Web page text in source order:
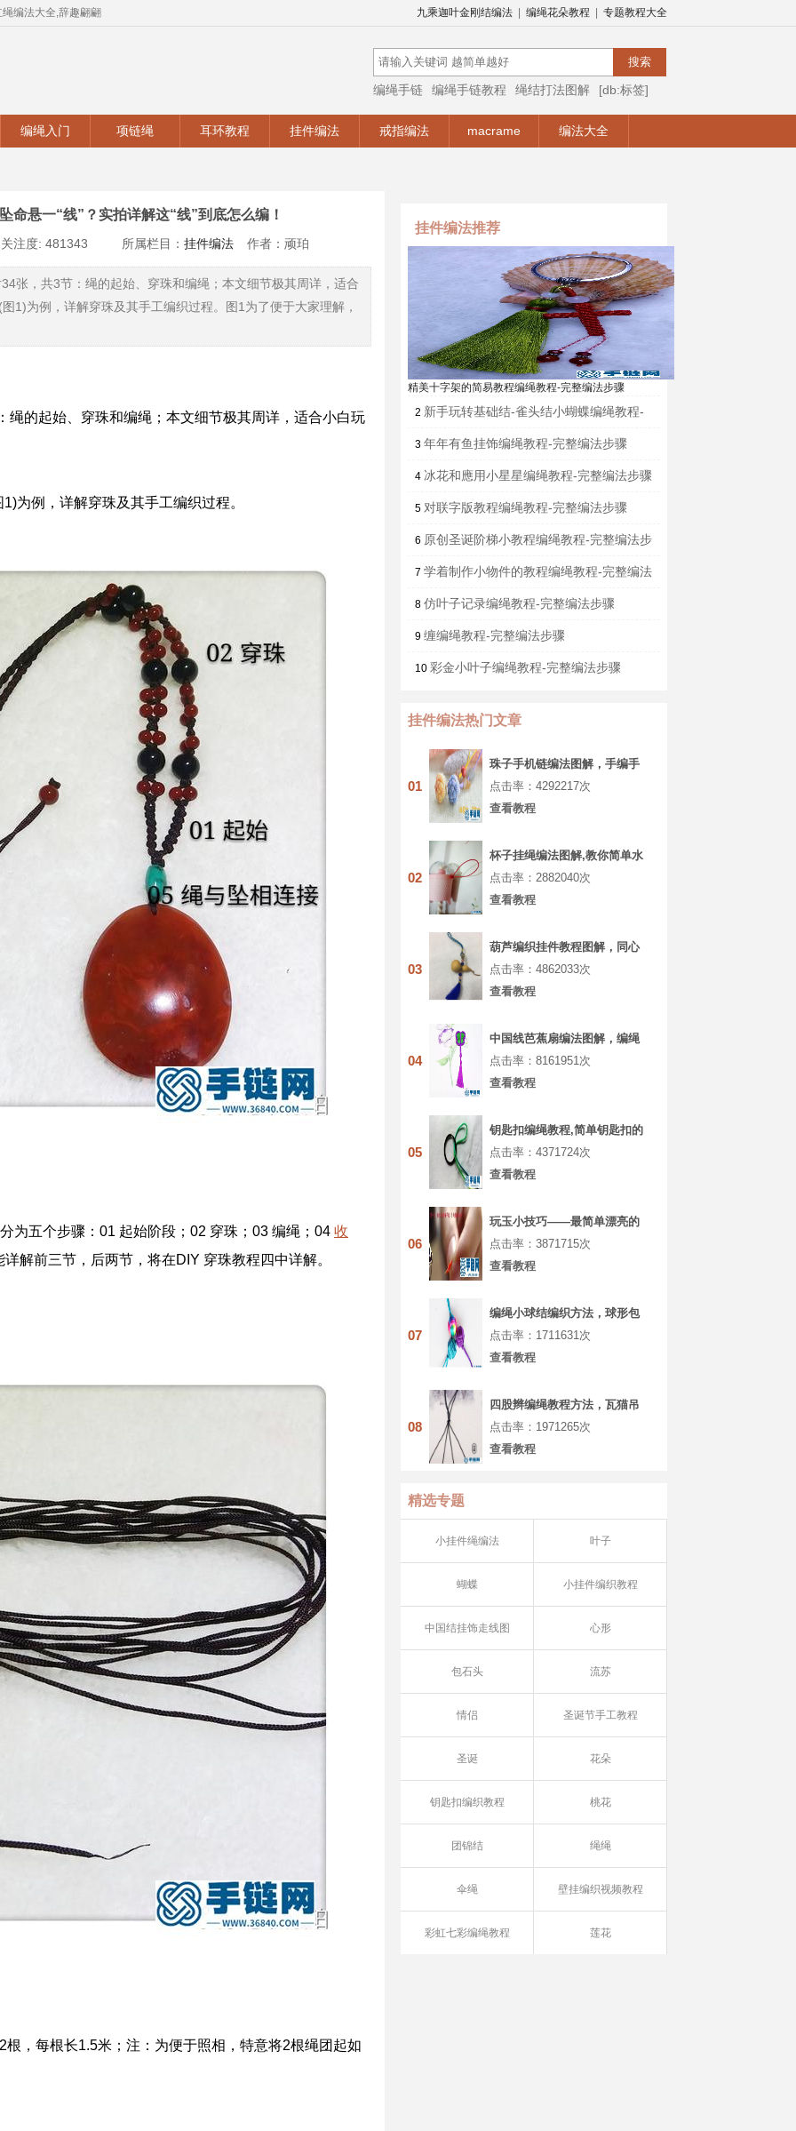
九乘迦叶金刚结编法 编绳花朵教程 专题教程大全
编法大全,辞趣翩翩
编绳手链 编绳手链教程 绳结打法图解
[db:标签]
编绳入门
项链绳 耳环教程 挂件编法 戒指编法 macrame 编法大全
挂件编法推荐
精美十字架的简易教程编绳教程-完整编法步骤
2 新手玩转基础结-雀头结小蝴蝶编绳教程-
完整编法步骤
3 年年有鱼挂饰编绳教程-完整编法步骤
4 冰花和應用小星星编绳教程-完整编法步骤
5 对联字版教程编绳教程-完整编法步骤
6 原创圣诞阶梯小教程编绳教程-完整编法步
骤
7 学着制作小物件的教程编绳教程-完整编法
步骤
8 仿叶子记录编绳教程-完整编法步骤
9 缠编绳教程-完整编法步骤
10 彩金小叶子编绳教程-完整编法步骤
挂件编法热门文章
01
珠子手机链编法图解，手编手
机链连接教程
点击率：4292217次
查看教程
02
杯子挂绳编法图解,教你简单水
杯绳子如何编
点击率：2882040次
查看教程
03
葫芦编织挂件教程图解，同心
结包挂编绳教程
点击率：4862033次
查看教程
04
中国线芭蕉扇编法图解，编绳
扇子的制作过程
点击率：8161951次
查看教程
05
钥匙扣编绳教程,简单钥匙扣的
编法图解
点击率：4371724次
查看教程
06
玩玉小技巧——最简单漂亮的
玉器挂件打结方法
点击率：3871715次
查看教程
07
编绳小球结编织方法，球形包
包小挂件详细做法
点击率：1711631次
查看教程
08
四股辫编绳教程方法，瓦猫吊
坠做法图解
点击率：1971265次
查看教程
精选专题
小挂件绳编法 叶子
蝴蝶 小挂件编织教程
中国结挂饰走线图 心形
包石头 流苏
情侣 圣诞节手工教程
圣诞 花朵
钥匙扣编织教程 桃花
团锦结 绳绳
伞绳 壁挂编织视频教程
彩虹七彩编绳教程 莲花
命悬一“线”？实拍详解这“线”到底怎么编！
关注度: 481343 所属栏目： 挂件编法 作者：顽珀
张，共3节：绳的起始、穿珠和编绳；本文细节极其周详，适合
1)为例，详解穿珠及其手工编织过程。图1为了便于大家理解，
绳的起始、穿珠和编绳；本文细节极其周详，适合小白玩
为例，详解穿珠及其手工编织过程。
为五个步骤：01 起始阶段；02 穿珠；03 编绳；04 收
解前三节，后两节，将在DIY 穿珠教程四中详解。
，每根长1.5米；注：为便于照相，特意将2根绳团起如